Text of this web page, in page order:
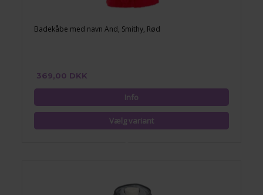
Badekåbe med navn And, Smithy, Rød
369,00 DKK